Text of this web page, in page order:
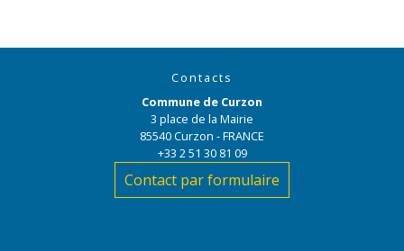
Contacts
Commune de Curzon
3 place de la Mairie
85540 Curzon - FRANCE
+33 2 51 30 81 09
Contact par formulaire